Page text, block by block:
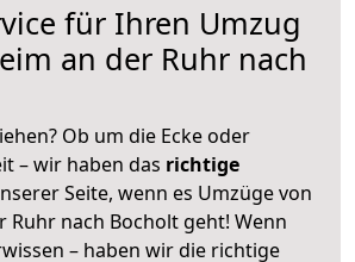
für Ihren Umzug
an der Ruhr nach
Ob um die Ecke oder
– wir haben das richtige
Seite, wenn es Umzüge von
Ruhr nach Bocholt geht! Wenn
– haben wir die richtige